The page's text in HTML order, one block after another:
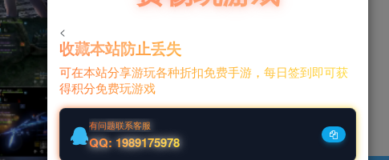
￥0
<
收藏本站防止丢失
可在本站分享游玩各种折扣免费手游，每日签到即可获
得积分免费玩游戏
有问题联系客服
QQ: 1989175978